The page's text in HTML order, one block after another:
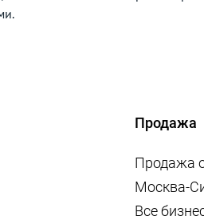
Продажа
Продажа
Москва-
Все